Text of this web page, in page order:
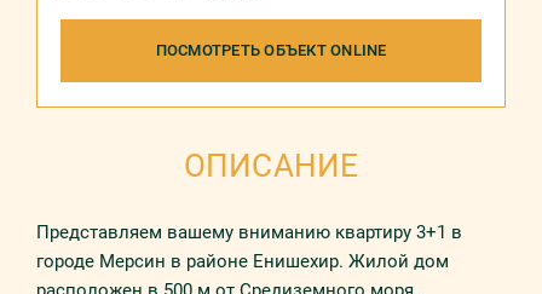
ПОСМОТРЕТЬ ОБЪЕКТ ONLINE
ОПИСАНИЕ
Представляем вашему вниманию квартиру 3+1 в
городе Мерсин в районе Енишехир. Жилой дом